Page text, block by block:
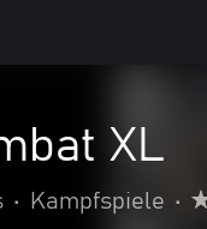
XL
• Kampfspiele •